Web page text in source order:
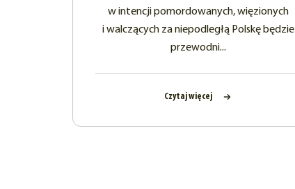
w intencji pomordowanych, więzionych
i walczących za niepodległą Polskę będzie
przewodni...
Czytaj więcej